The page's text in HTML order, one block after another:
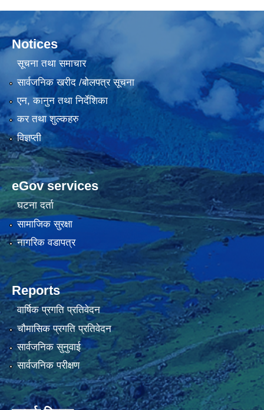
Notices
सूचना तथा समाचार
सार्वजनिक खरीद /बोलपत्र सूचना
एन, कानुन तथा निर्देशिका
कर तथा शुल्कहरु
विज्ञप्ती
eGov services
घटना दर्ता
सामाजिक सुरक्षा
नागरिक वडापत्र
Reports
वार्षिक प्रगति प्रतिवेदन
चौमासिक प्रगति प्रतिवेदन
सार्वजनिक सुनुवाई
सार्वजनिक परीक्षण